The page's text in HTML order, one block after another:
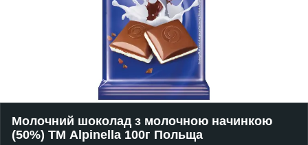
Молочний шоколад з молочною начинкою
(50%) ТМ Alpinella 100г Польща